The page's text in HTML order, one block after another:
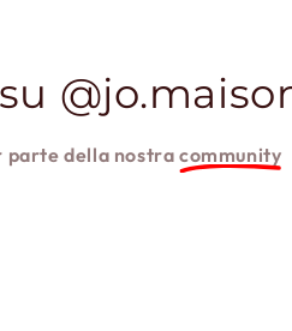
parte della nostracommunity